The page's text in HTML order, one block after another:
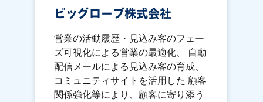
ビッグローブ株式会社
営業の活動履歴・見込み客のフェー
ズ可視化による営業の最適化、 自動
配信メールによる見込み客の育成、
コミュニティサイトを活用した 顧客
関係強化等により、顧客に寄り添う